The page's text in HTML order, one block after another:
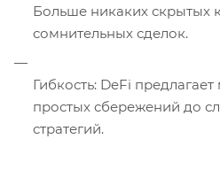
Больше никаких скрытых
сомнительных сделок.
Гибкость: DeFi
простых сбережений до
стратегий.